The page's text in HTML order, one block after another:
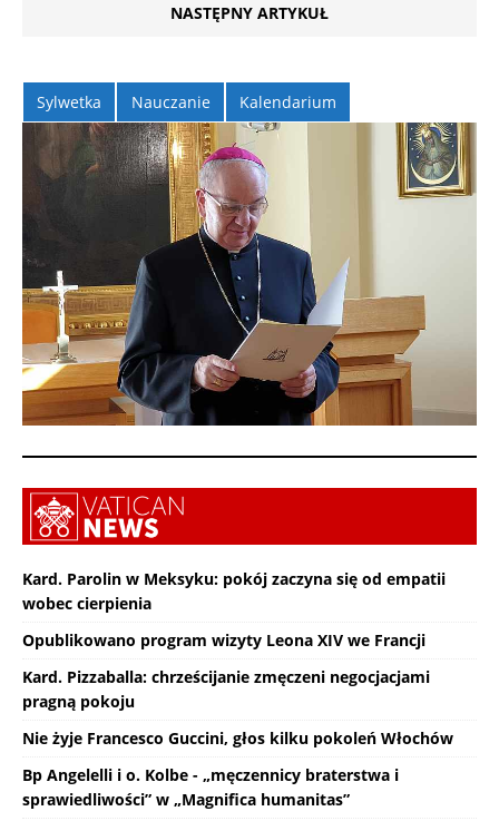
NASTĘPNY ARTYKUŁ
Sylwetka Nauczanie Kalendarium
Kard. Parolin w Meksyku: pokój zaczyna się od empatii
wobec cierpienia
Opublikowano program wizyty Leona XIV we Francji
Kard. Pizzaballa: chrześcijanie zmęczeni negocjacjami
pragną pokoju
Nie żyje Francesco Guccini, głos kilku pokoleń Włochów
Bp Angelelli i o. Kolbe - „męczennicy braterstwa i
sprawiedliwości” w „Magnifica humanitas”